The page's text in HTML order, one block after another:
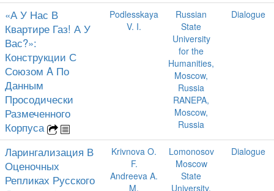
«А У Нас В
Квартире Газ! А У
Вас?»:
Конструкции С
Союзом A По
Данным
Просодически
Размеченного
Корпуса
Podlesskaya
V. I.
Russian
State
University
for the
Humanities,
Moscow,
Russia
RANEPA,
Moscow,
Russia
Dialogue
Ларингализация В
Оценочных
Репликах Русского
Krivnova O.
F.
Andreeva A.
M.
Lomonosov
Moscow
State
University,
Dialogue